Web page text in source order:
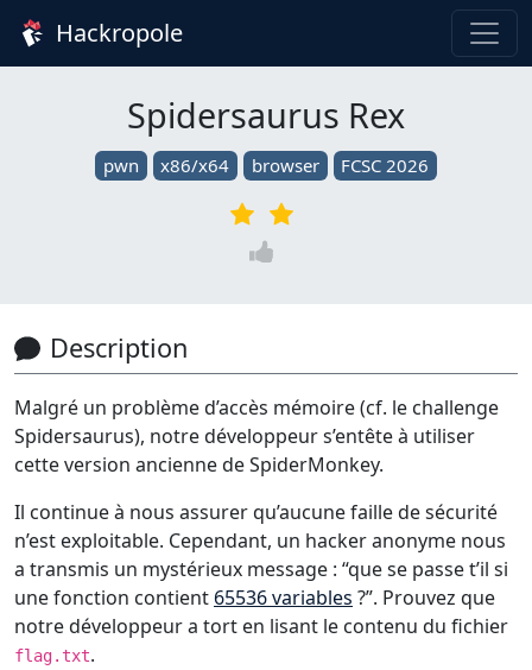
Hackropole
Spidersaurus Rex
pwn x86/x64 browser FCSC 2026
Description
Malgré un problème d’accès mémoire (cf. le challenge
Spidersaurus), notre développeur s’entête à utiliser
cette version ancienne de SpiderMonkey.
Il continue à nous assurer qu’aucune faille de sécurité
n’est exploitable. Cependant, un hacker anonyme nous
a transmis un mystérieux message : “que se passe t’il si
une fonction contient 65536 variables ?”. Prouvez que
notre développeur a tort en lisant le contenu du fichier
flag.txt.